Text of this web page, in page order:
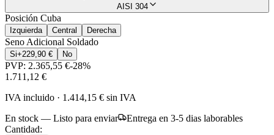
AISI 304
Posición Cuba
Izquierda Central Derecha
Seno Adicional Soldado
Si+229,90 € No
PVP: 2.365,55 €-28%
1.711,12 €
IVA incluido · 1.414,15 € sin IVA
En stock — Listo para enviar
Entrega en 3-5 dias laborables
Cantidad: